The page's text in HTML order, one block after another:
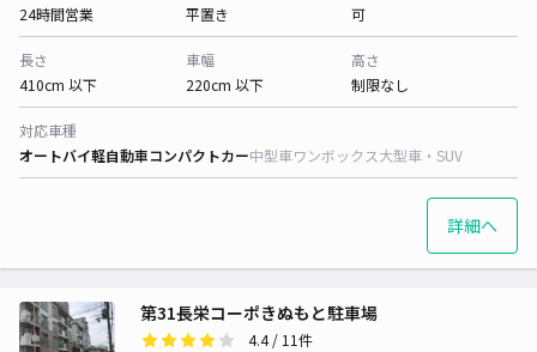
24時間営業
平置き
可
長さ
410cm 以下
車幅
220cm 以下
高さ
制限なし
対応車種
オートバイ軽自動車コンパクトカー中型車ワンボックス大型車・SUV
詳細へ
第31長栄コーポきぬもと駐車場
4.4/ 11件